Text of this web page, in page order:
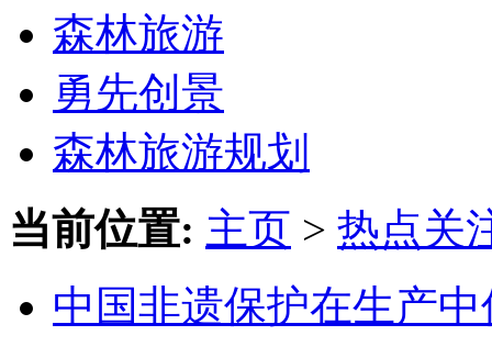
森林旅游
勇先创景
森林旅游规划
当前位置: 主页 > 热点关
中国非遗保护在生产中